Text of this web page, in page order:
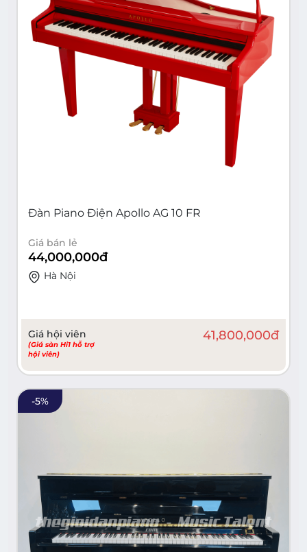
Đàn Piano Điện Apollo AG 10 FR
Giá bán lẻ
44,000,000đ
Hà Nội
Giá hội viên
(Giá sàn Hi1 hỗ trợ
hội viên)
41,800,000đ
-5%